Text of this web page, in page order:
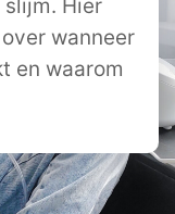
Hier
wanneer
en waarom